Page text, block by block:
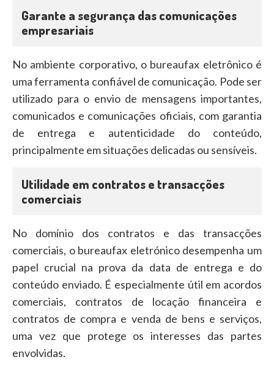
Garante a segurança das comunicações
empresariais
No ambiente corporativo, o bureaufax eletrônico é
uma ferramenta confiável de comunicação. Pode ser
utilizado para o envio de mensagens importantes,
comunicados e comunicações oficiais, com garantia
de entrega e autenticidade do conteúdo,
principalmente em situações delicadas ou sensíveis.
Utilidade em contratos e transacções
comerciais
No domínio dos contratos e das transacções
comerciais, o bureaufax eletrónico desempenha um
papel crucial na prova da data de entrega e do
conteúdo enviado. É especialmente útil em acordos
comerciais, contratos de locação financeira e
contratos de compra e venda de bens e serviços,
uma vez que protege os interesses das partes
envolvidas.